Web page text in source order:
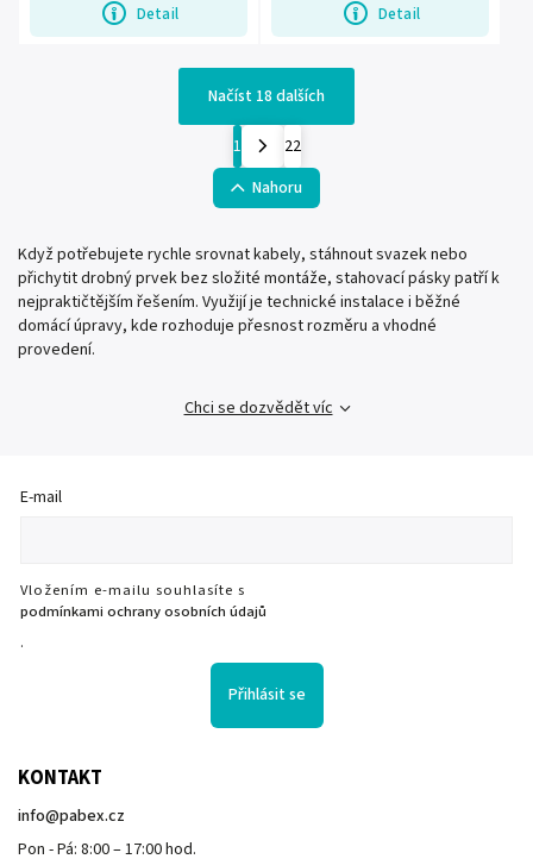
Detail Detail
Načíst 18 dalších
1
22
Nahoru
Když potřebujete rychle srovnat kabely, stáhnout svazek nebo
přichytit drobný prvek bez složité montáže, stahovací pásky patří k
nejpraktičtějším řešením. Využijí je technické instalace i běžné
domácí úpravy, kde rozhoduje přesnost rozměru a vhodné
provedení.
Chci se dozvědět víc
E-mail
Vložením e-mailu souhlasíte s
podmínkami ochrany osobních údajů
.
Přihlásit se
KONTAKT
info@pabex.cz
Pon - Pá: 8:00 – 17:00 hod.